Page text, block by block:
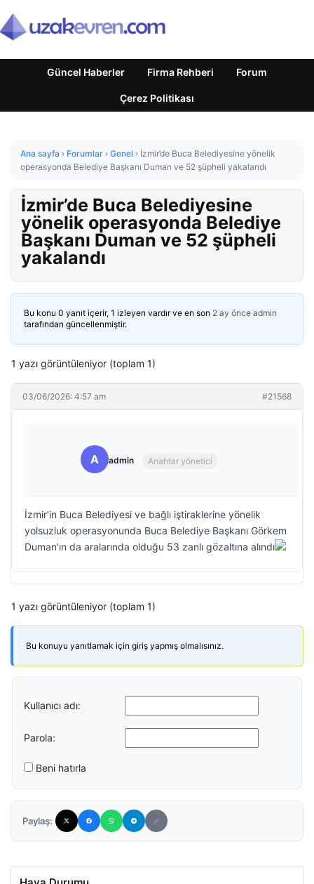
Güncel Haberler Firma Rehberi Forum
Çerez Politikası
Ana sayfa › Forumlar › Genel › İzmir’de Buca Belediyesine yönelik
operasyonda Belediye Başkanı Duman ve 52 şüpheli yakalandı
İzmir’de Buca Belediyesine
yönelik operasyonda Belediye
Başkanı Duman ve 52 şüpheli
yakalandı
Bu konu 0 yanıt içerir, 1 izleyen vardır ve en son 2 ay önce admin
tarafından güncellenmiştir.
1 yazı görüntüleniyor (toplam 1)
03/06/2026: 4:57 am #21568
A admin Anahtar yönetici
İzmir’in Buca Belediyesi ve bağlı iştiraklerine yönelik
yolsuzluk operasyonunda Buca Belediye Başkanı Görkem
Duman’ın da aralarında olduğu 53 zanlı gözaltına alındı
1 yazı görüntüleniyor (toplam 1)
Bu konuyu yanıtlamak için giriş yapmış olmalısınız.
Kullanıcı adı:
Parola:
Beni hatırla
Paylaş: